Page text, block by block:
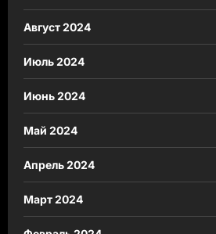
Август 2024
Июль 2024
Июнь 2024
Май 2024
Апрель 2024
Март 2024